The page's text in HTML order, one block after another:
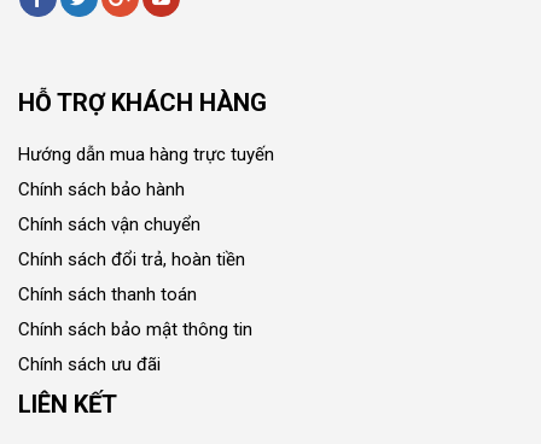
HỖ TRỢ KHÁCH HÀNG
Hướng dẫn mua hàng trực tuyến
Chính sách bảo hành
Chính sách vận chuyển
Chính sách đổi trả, hoàn tiền
Chính sách thanh toán
Chính sách bảo mật thông tin
Chính sách ưu đãi
LIÊN KẾT